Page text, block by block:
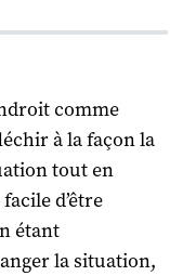
comme
à la façon la
tout en
d’être
étant
la situation,